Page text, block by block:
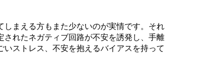
まえる方もまた少ないのが実情です。それ
れたネガティブ回路が不安を誘発し、手離
ストレス、不安を抱えるバイアスを持って